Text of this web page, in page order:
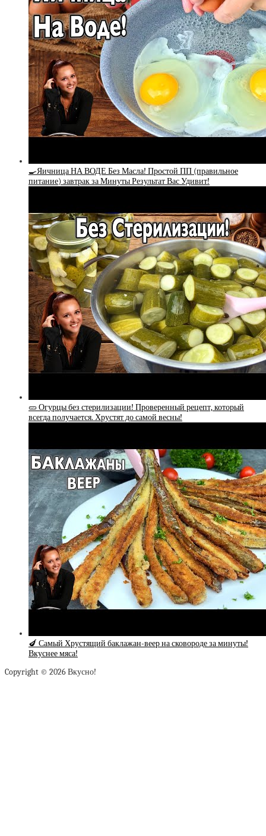
🍳Яичница НА ВОДЕ Без Масла! Простой ПП (правильное
питание) завтрак за Минуты Результат Вас Удивит!
🥒 Огурцы без стерилизации! Проверенный рецепт, который
всегда получается. Хрустят до самой весны!
🍆 Самый Хрустящий баклажан-веер на сковороде за минуты!
Вкуснее мяса!
Copyright © 2026 Вкусно!